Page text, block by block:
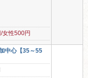
女性500円
中心【35～55